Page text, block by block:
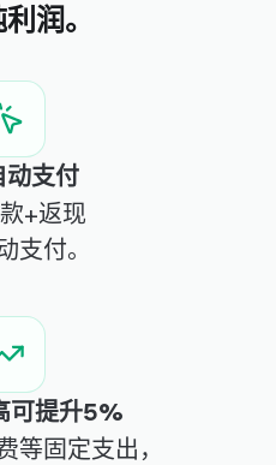
案'Sourcing Clever'代表
메타'
样的服务！只需点击一次就
代购卖家必须使用的程序。
向学员推荐。
厅'워크웨이즈'
크웨이즈'
就等于在扔钱！💸 使用
得隐藏的退款，返现也源
！做代购的人现在必须使
润。
动支付
+返现
支付。
可提升5%
等固定支出，